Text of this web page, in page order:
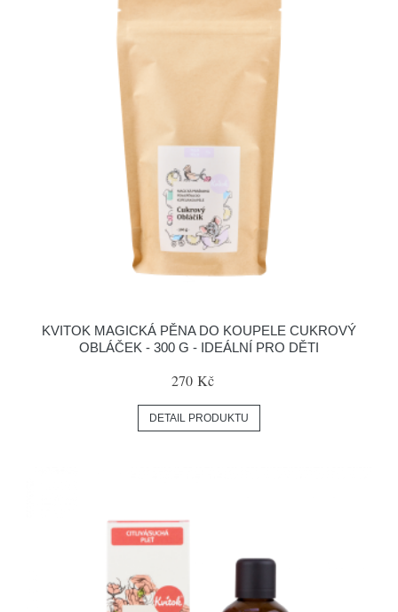
KVITOK MAGICKÁ PĚNA DO KOUPELE CUKROVÝ
OBLÁČEK - 300 G - IDEÁLNÍ PRO DĚTI
270 Kč
DETAIL PRODUKTU